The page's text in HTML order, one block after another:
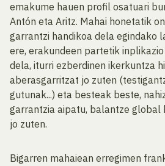
emakume hauen profil osatuari
Antón eta Aritz. Mahai honetatik
garrantzi handikoa dela egindako
ere, erakundeen partetik
dela, iturri ezberdinen ikerkuntza
aberasgarritzat jo zuten
gutunak...) eta besteak beste,
garrantzia aipatu, balantze
jo zuten.
Bigarren mahaiean erregimen